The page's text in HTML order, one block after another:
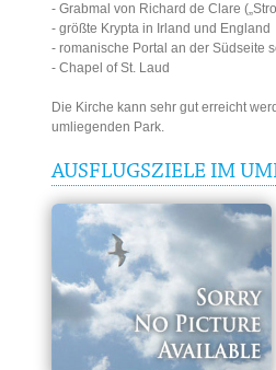
- Grabmal von Richard de Clare
- größte Krypta in Irland und England
- romanische Portal an der Südseite
- Chapel of St. Laud
Die Kirche kann sehr gut erreicht
umliegenden Park.
AUSFLUGSZIELE IM